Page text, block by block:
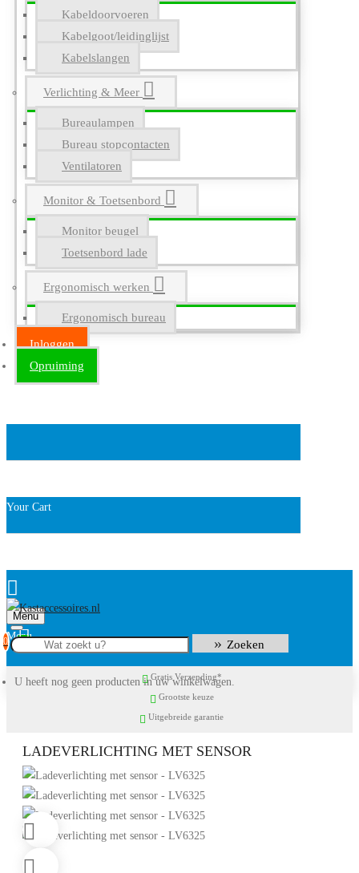
Kabeldoorvoeren
Kabelgoot/leidinglijst
Kabelslangen
Verlichting & Meer
Bureaulampen
Bureau stopcontacten
Ventilatoren
Monitor & Toetsenbord
Monitor beugel
Toetsenbord lade
Ergonomisch werken
Ergonomisch bureau
Inloggen
Opruiming
Your Cart
Menu
0
U heeft nog geen producten in uw winkelwagen.
Zoeken
Gratis Verzending*
Grootste keuze
Uitgebreide garantie
LADEVERLICHTING MET SENSOR